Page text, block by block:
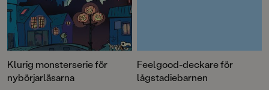
Klurig monsterserie för
nybörjarläsarna
Feelgood-deckare för
lågstadiebarnen